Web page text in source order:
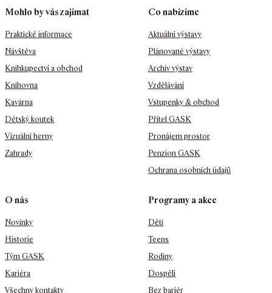
Mohlo by vás zajímat
Praktické informace
Návštěva
Knihkupectví a obchod
Knihovna
Kavárna
Dětský koutek
Vizuální herny
Zahrady
Co nabízíme
Aktuální výstavy
Plánované výstavy
Archiv výstav
Vzdělávání
Vstupenky & obchod
Přítel GASK
Pronájem prostor
Penzion GASK
Ochrana osobních údajů
O nás
Novinky
Historie
Tým GASK
Kariéra
Všechny kontakty
Programy a akce
Děti
Teens
Rodiny
Dospělí
Bez bariér